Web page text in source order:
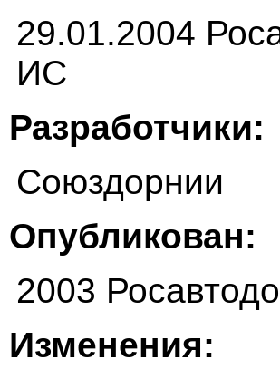
29.01.2004
ИС
Разработчики:
Союздорнии
Опубликован:
2003
Изменения: